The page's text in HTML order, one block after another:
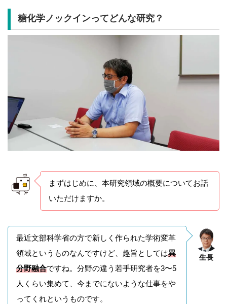
糖化学ノックインってどんな研究？
まずはじめに、本研究領域の概要についてお話
いただけますか。
生長
最近文部科学省の方で新しく作られた学術変革
領域というものなんですけど、趣旨としては異
分野融合ですね。分野の違う若手研究者を3〜5
人くらい集めて、今までにないような仕事をや
ってくれというものです。